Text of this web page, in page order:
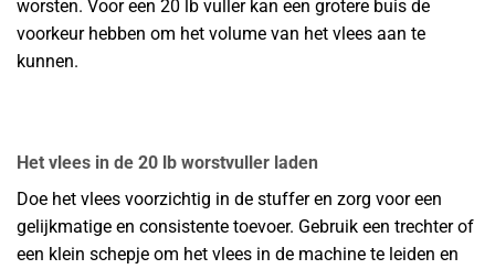
worsten. Voor een 20 lb vuller kan een grotere buis de
voorkeur hebben om het volume van het vlees aan te
kunnen.
Het vlees in de 20 lb worstvuller laden
Doe het vlees voorzichtig in de stuffer en zorg voor een
gelijkmatige en consistente toevoer. Gebruik een trechter of
een klein schepje om het vlees in de machine te leiden en